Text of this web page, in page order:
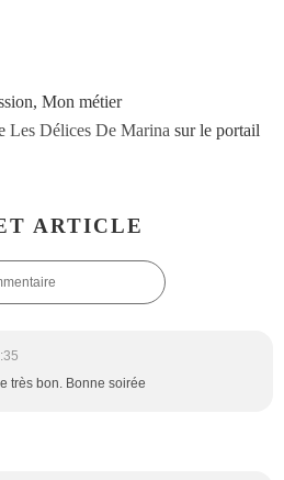
Mon métier
Les Délices De Marina sur le portail
ARTICLE
très bon. Bonne soirée